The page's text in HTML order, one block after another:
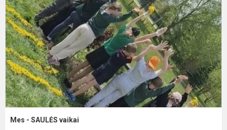
Mes - SAULĖS vaikai